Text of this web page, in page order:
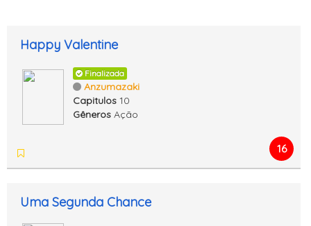
Happy Valentine
Finalizada
Anzumazaki
Capitulos 10
Gêneros Ação
16
Uma Segunda Chance